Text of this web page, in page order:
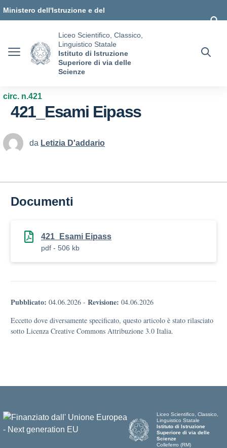
Ministero dell'Istruzione e del
Liceo Scientifico, Classico,
Linguistico Statale
Istituto di Istruzione
Superiore di via delle
Scienze
circ. n.421
421_Esami Eipass
da Letizia D'addario
Documenti
421_Esami Eipass
pdf - 506 kb
Pubblicato: 04.06.2026 - Revisione: 04.06.2026
Eccetto dove diversamente specificato, questo articolo è stato rilasciato
sotto Licenza Creative Commons Attribuzione 3.0 Italia.
Liceo Scientifico, Classico,
Linguistico Statale
Istituto di Istruzione
Superiore di via delle
Scienze
Colleferro (RM)